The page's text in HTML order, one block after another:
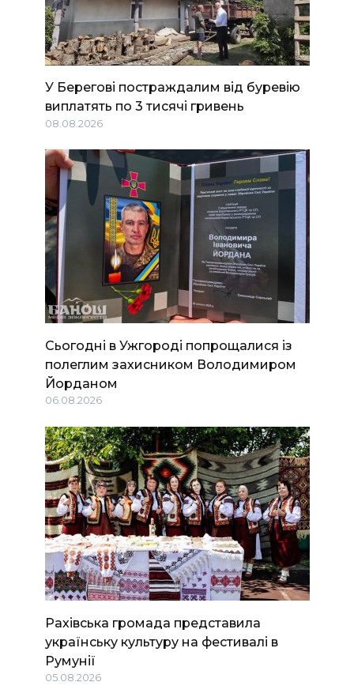
У Берегові постраждалим від буревію
виплатять по 3 тисячі гривень
08.08.2026
Сьогодні в Ужгороді попрощалися із
полеглим захисником Володимиром
Йорданом
06.08.2026
Рахівська громада представила
українську культуру на фестивалі в
Румунії
05.08.2026